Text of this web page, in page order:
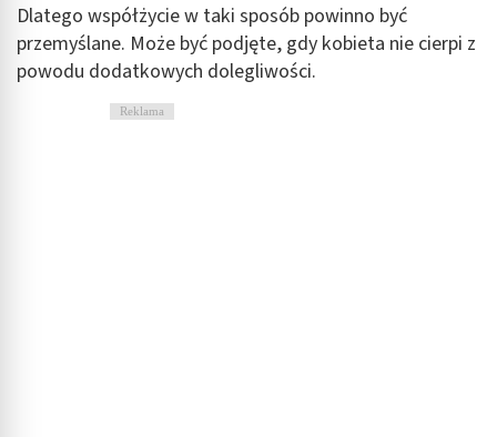
Dlatego współżycie w taki sposób powinno być
przemyślane. Może być podjęte, gdy kobieta nie cierpi z
powodu dodatkowych dolegliwości.
Reklama